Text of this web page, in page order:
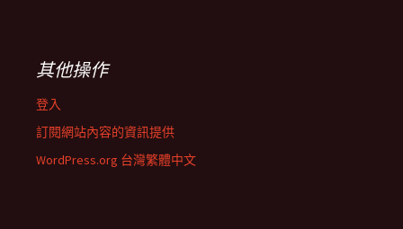
其他操作
登入
訂閱網站內容的資訊提供
WordPress.org 台灣繁體中文